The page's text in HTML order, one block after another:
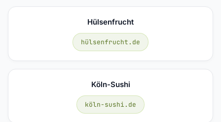
Hülsenfrucht
hülsenfrucht.de
Köln-Sushi
köln-sushi.de